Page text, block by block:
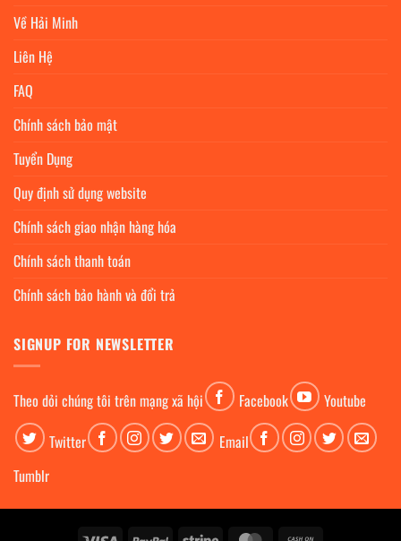
Về Hải Minh
Liên Hệ
FAQ
Chính sách bảo mật
Tuyển Dụng
Quy định sử dụng website
Chính sách giao nhận hàng hóa
Chính sách thanh toán
Chính sách bảo hành và đổi trả
SIGNUP FOR NEWSLETTER
Theo dỏi chúng tôi trên mạng xã hội Facebook
Youtube
Twitter
Email
Tumblr